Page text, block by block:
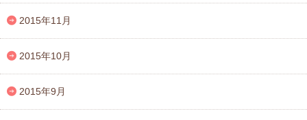
2015年11月
2015年10月
2015年9月